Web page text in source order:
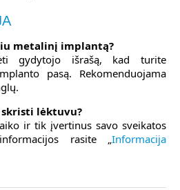
metalinį implantą?
gydytojo išrašą, kad turite
pasą. Rekomenduojama
lėktuvu?
ir tik įvertinus savo sveikatos
rasite „Informacija